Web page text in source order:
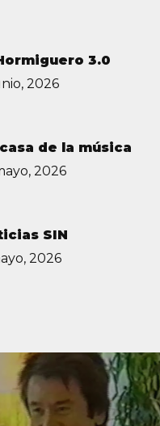
3.0
2026
de la música
2026
SIN
2026